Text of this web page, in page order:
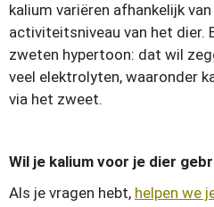
kalium variëren afhankelijk
activiteitsniveau van het dier.
zweten hypertoon: dat wil
veel elektrolyten, waaronder
via het zweet.
Wil je kalium voor je dier
Als je vragen hebt, helpen we